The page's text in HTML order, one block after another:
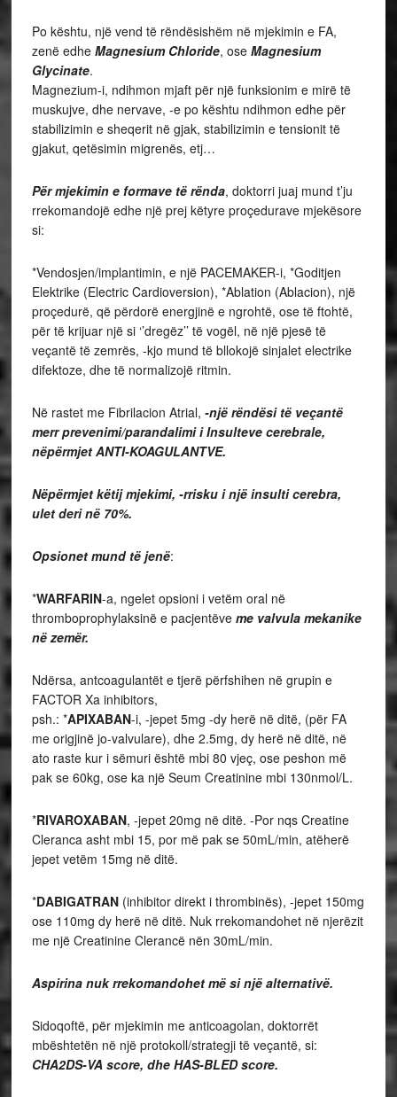
Po kështu, një vend të rëndësishëm në mjekimin e FA,
zenë edhe Magnesium Chloride, ose Magnesium
Glycinate.
Magnezium-i, ndihmon mjaft për një funksionim e mirë të
muskujve, dhe nervave, -e po kështu ndihmon edhe për
stabilizimin e sheqerit në gjak, stabilizimin e tensionit të
gjakut, qetësimin migrenës, etj…
Për mjekimin e formave të rënda, doktorri juaj mund t’ju
rrekomandojë edhe një prej këtyre proçedurave mjekësore
si:
*Vendosjen/implantimin, e një PACEMAKER-i, *Goditjen
Elektrike (Electric Cardioversion), *Ablation (Ablacion), një
proçedurë, që përdorë energjinë e ngrohtë, ose të ftohtë,
për të krijuar një si ‘’dregëz’’ të vogël, në një pjesë të
veçantë të zemrës, -kjo mund të bllokojë sinjalet electrike
difektoze, dhe të normalizojë ritmin.
Në rastet me Fibrilacion Atrial, -një rëndësi të veçantë
merr prevenimi/parandalimi i Insulteve cerebrale,
nëpërmjet ANTI-KOAGULANTVE.
Nëpërmjet këtij mjekimi, -rrisku i një insulti cerebra,
ulet deri në 70%.
Opsionet mund të jenë:
*WARFARIN-a, ngelet opsioni i vetëm oral në
thromboprophylaksinë e pacjentëve me valvula mekanike
në zemër.
Ndërsa, antcoagulantët e tjerë përfshihen në grupin e
FACTOR Xa inhibitors,
psh.: *APIXABAN-i, -jepet 5mg -dy herë në ditë, (për FA
me origjinë jo-valvulare), dhe 2.5mg, dy herë në ditë, në
ato raste kur i sëmuri është mbi 80 vjeç, ose peshon më
pak se 60kg, ose ka një Seum Creatinine mbi 130nmol/L.
*RIVAROXABAN, -jepet 20mg në ditë. -Por nqs Creatine
Cleranca asht mbi 15, por më pak se 50mL/min, atëherë
jepet vetëm 15mg në ditë.
*DABIGATRAN(inhibitor direkt i thrombinës), -jepet 150mg
ose 110mg dy herë në ditë. Nuk rrekomandohet në njerëzit
me një Creatinine Clerancë nën 30mL/min.
Aspirina nuk rrekomandohet më si një alternativë.
Sidoqoftë, për mjekimin me anticoagolan, doktorrët
mbështetën në një protokoll/strategji të veçantë, si:
CHA2DS-VA score, dhe HAS-BLED score.